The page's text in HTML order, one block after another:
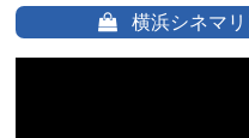
横浜シネマ